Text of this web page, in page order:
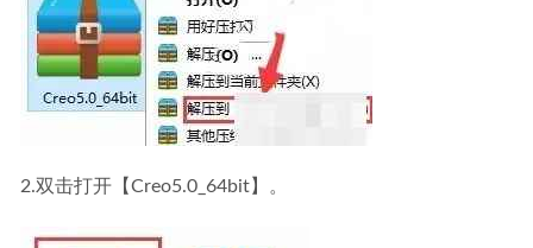
2.双击打开【Creo5.0_64bit】。